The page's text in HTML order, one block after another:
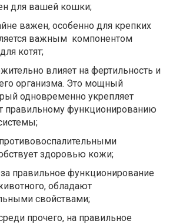
для вашей кошки;
важен, особенно для крепких
важным компонентом
котят;
влияет на фертильность и
организма. Это мощный
одновременно укрепляет
функционированию
здоровью кожи;
правильное функционирование
обладают
свойствами;
прочего, на правильное